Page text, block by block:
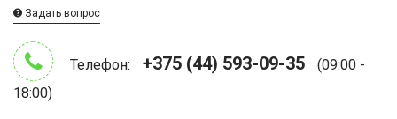
Задать вопрос
Телефон: +375 (44) 593-09-35
(09:00 -
18:00)